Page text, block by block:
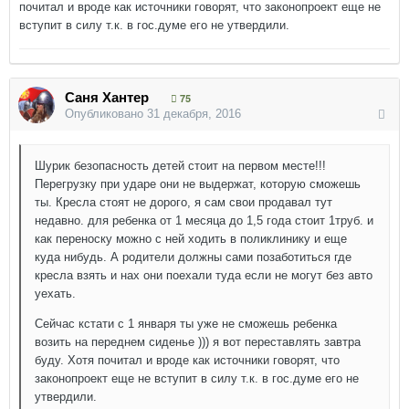
почитал и вроде как источники говорят, что законопроект еще не
вступит в силу т.к. в гос.думе его не утвердили.
Саня Хантер
75
Опубликовано 31 декабря, 2016
Шурик безопасность детей стоит на первом месте!!!
Перегрузку при ударе они не выдержат, которую сможешь
ты. Кресла стоят не дорого, я сам свои продавал тут
недавно. для ребенка от 1 месяца до 1,5 года стоит 1труб. и
как переноску можно с ней ходить в поликлинику и еще
куда нибудь. А родители должны сами позаботиться где
кресла взять и нах они поехали туда если не могут без авто
уехать.
Сейчас кстати с 1 января ты уже не сможешь ребенка
возить на переднем сиденье ))) я вот переставлять завтра
буду. Хотя почитал и вроде как источники говорят, что
законопроект еще не вступит в силу т.к. в гос.думе его не
утвердили.